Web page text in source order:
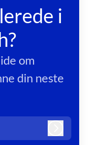
i
om
din neste